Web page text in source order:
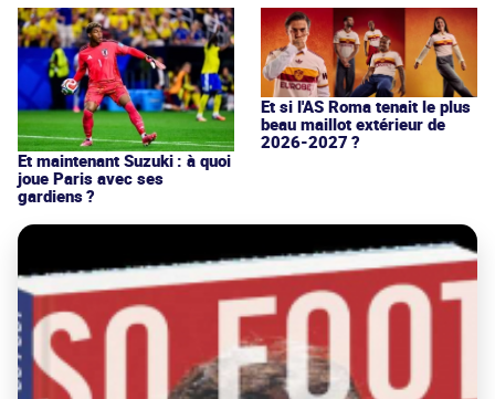
Et maintenant Suzuki : à quoi
joue Paris avec ses
gardiens ?
Et si l'AS Roma tenait le plus
beau maillot extérieur de
2026-2027 ?